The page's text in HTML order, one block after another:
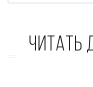
Читать